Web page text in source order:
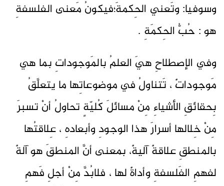
وسوفيا: وتَعني الحِكمةَ؛فيكونُ مَعنى الفلسفةِ
هو : حُبُّ الحِكمَةِ .
وفي الإصطلاحِ هيَ العلمُ بالمَوجوداتِ بما هي
مَوجوداتٌ ، تَتناولُ في موضوعاتِها ما يتعلَّقُ
بِحقائقِ الأشياءِ مِنْ مسائلَ كُليّةٍ تحاولُ أنْ تسبرَ
مِنْ خِلالها أسرارَ هذا الوجودِ وأبعادهِ ، عِلاقتُها
بالمنطقِ علاقةٌ آليةٌ، بمعنى أنَّ المنطقَ هو آلةٌ
لفهمِ الفَلسفةِ وأداةٌ لها ، فلابُدَّ مِنْ أجلِ فَهمِ